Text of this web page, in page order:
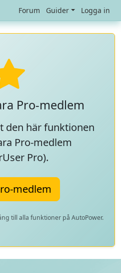
Forum Guider Logga in
Pro-medlem
den här funktionen
Pro-medlem
Pro).
medlem
till alla funktioner på AutoPower.